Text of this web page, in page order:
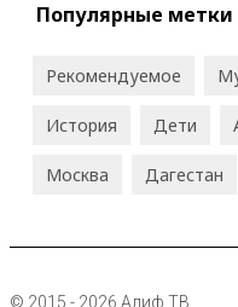
Популярные метки
Рекомендуемое
История Дети
Москва Дагестан
© 2015 - 2026 Алиф ТВ